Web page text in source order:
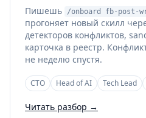
Пишешь /onboard fb-post-
прогоняет новый скилл
детекторов конфликтов,
карточка в реестр.
не неделю спустя.
CTO Head of AI Tech Lead
Читать разбор →